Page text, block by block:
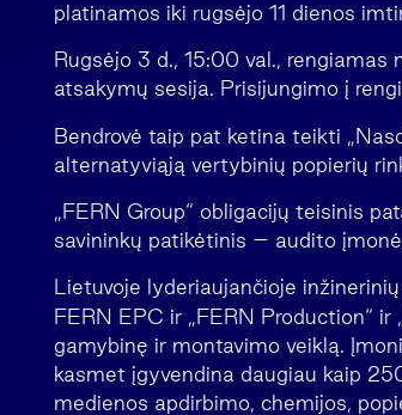
platinamos iki rugsėjo 11 dienos
Rugsėjo 3 d., 15:00 val.,
atsakymų sesija. Prisijungimo į
Bendrovė taip pat ketina teikti
alternatyviąją vertybinių popierių
„FERN Group“ obligacijų teisinis
savininkų patikėtinis – audito įmonė
Lietuvoje lyderiaujančioje
FERN EPC ir „FERN Production“
gamybinę ir montavimo veiklą.
kasmet įgyvendina daugiau kaip
medienos apdirbimo, chemijos,